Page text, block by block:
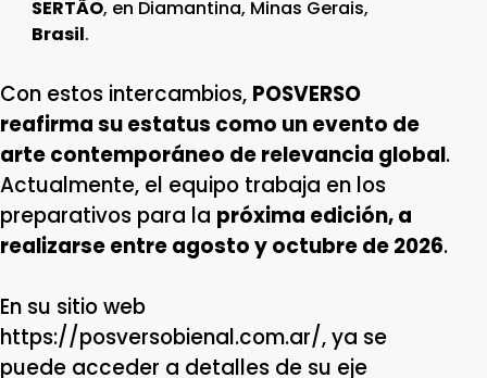
SERTÃO, en Diamantina, Minas Gerais,
Brasil.
Con estos intercambios, POSVERSO
reafirma su estatus como un evento de
arte contemporáneo de relevancia global.
Actualmente, el equipo trabaja en los
preparativos para la próxima edición, a
realizarse entre agosto y octubre de 2026.
En su sitio web
https://posversobienal.com.ar/, ya se
puede acceder a detalles de su eje